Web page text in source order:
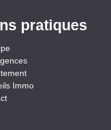
pratiques
Immo